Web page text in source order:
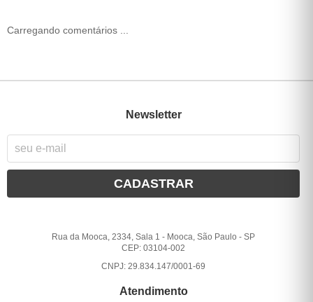
Carregando comentários ...
Newsletter
CADASTRAR
Rua da Mooca, 2334, Sala 1 - Mooca, São Paulo -SP
CEP: 03104-002
CNPJ: 29.834.147/0001-69
Atendimento